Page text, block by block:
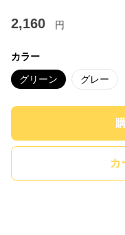
2,160 円
カラー
グリーン グレー
カ